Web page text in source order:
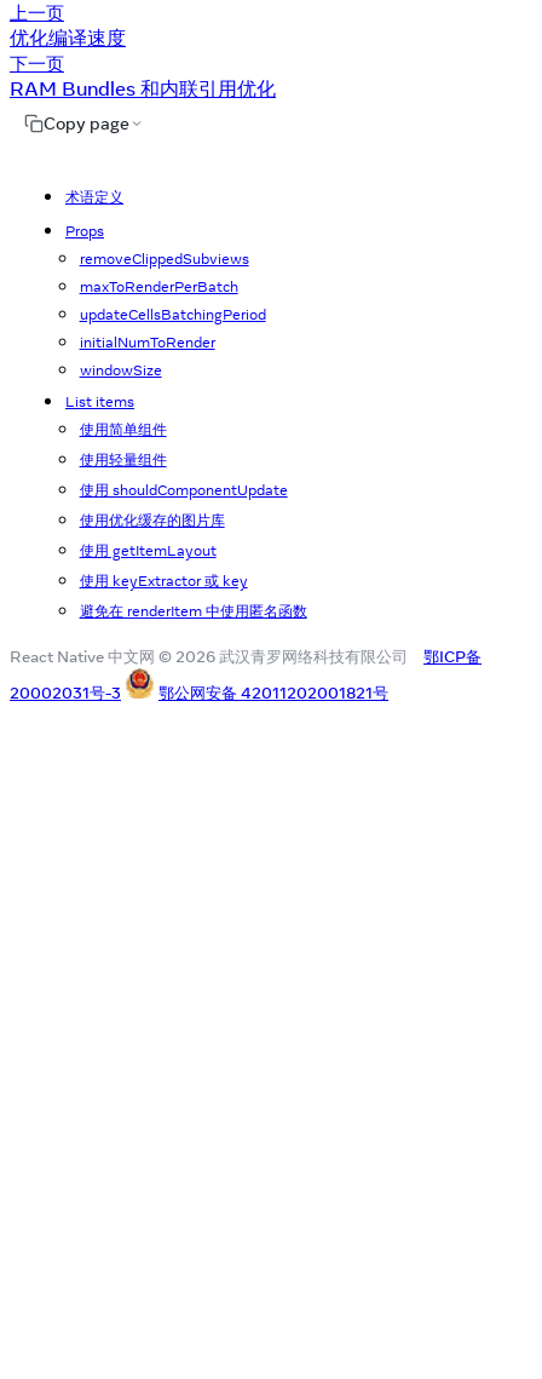
上一页
优化编译速度
下一页
RAM Bundles 和内联引用优化
Copy page
术语定义
Props
removeClippedSubviews
maxToRenderPerBatch
updateCellsBatchingPeriod
initialNumToRender
windowSize
List items
使用简单组件
使用轻量组件
使用 shouldComponentUpdate
使用优化缓存的图片库
使用 getItemLayout
使用 keyExtractor 或 key
避免在 renderItem 中使用匿名函数
React Native 中文网 © 2026 武汉青罗网络科技有限公司
鄂ICP备
20002031号-3
鄂公网安备 42011202001821号